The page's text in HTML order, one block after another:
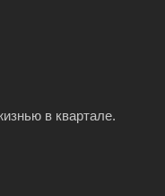
в квартале.